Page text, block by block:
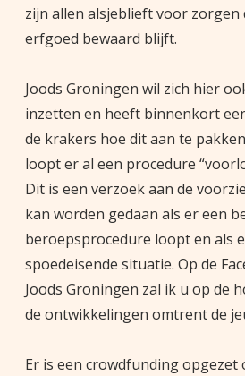
zijn allen alsjeblieft voor zorgen
erfgoed bewaard blijft.
Joods Groningen wil zich hier
inzetten en heeft binnenkort
de krakers hoe dit aan te
loopt er al een procedure
Dit is een verzoek aan de
kan worden gedaan als er een
beroepsprocedure loopt en als
spoedeisende situatie. Op de
Joods Groningen zal ik u op de
de ontwikkelingen omtrent de
Er is een crowdfunding opgezet